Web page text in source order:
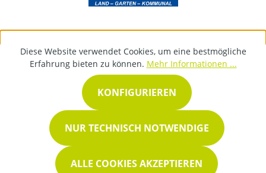
Diese Website verwendet Cookies, um eine bestmögliche
Erfahrung bieten zu können. Mehr Informationen ...
NUR TECHNISCH NOTWENDIGE
KONFIGURIEREN
ALLE COOKIES AKZEPTIEREN